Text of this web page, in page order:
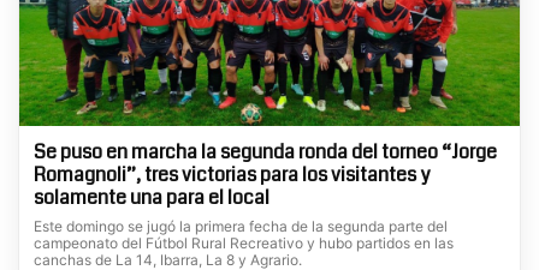
Se puso en marcha la segunda ronda del torneo “Jorge
Romagnoli”, tres victorias para los visitantes y
solamente una para el local
Este domingo se jugó la primera fecha de la segunda parte del
campeonato del Fútbol Rural Recreativo y hubo partidos en las
canchas de La 14, Ibarra, La 8 y Agrario.